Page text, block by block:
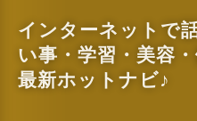
インターネットで
い事・学習・美容
最新ホットナビ♪